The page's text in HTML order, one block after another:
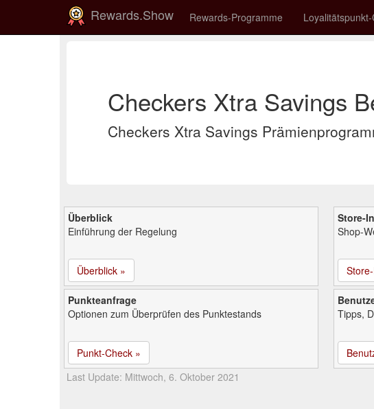
Rewards.Show Rewards-Programme
Checkers Xtra Savings
Checkers Xtra Savings
Überblick
Einführung der Regelung
Überblick »
Store-
Shop-
Punkteanfrage
Optionen zum Überprüfen des Punktestands
Punkt-Check »
Tipps,
Last Update: Mittwoch, 6. Oktober 2021